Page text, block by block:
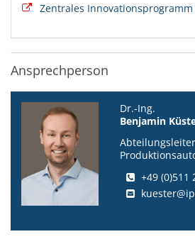
Zentrales
Ansprechperson
Dr.-Ing.
Benjamin
Abteilungsleiter
+49 (0)511